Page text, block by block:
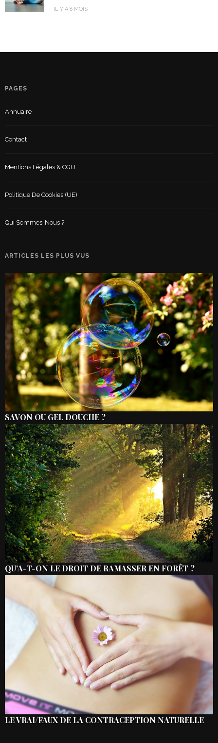
IL Y A 8 MOIS
PAGES
Annuaire
Contact
Mentions Légales & CGU
Politique De Cookies (UE)
Qui Sommes-Nous ?
ARTICLES LES PLUS VUS
SAVON OU GEL DOUCHE ?
QU’A-T-ON LE DROIT DE RAMASSER EN FORÊT ?
LE VRAI/FAUX DE LA CONTRACEPTION NATURELLE